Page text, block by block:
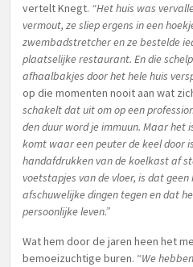
vertelt Knegt. “Het huis was
vermout, ze sliep ergens in een
zwembadstretcher en ze bestelde
plaatselijke restaurant. En die
afhaalbakjes door het hele huis
op die momenten nooit aan wat
schakelt dat uit om op een
den duur word je immuun. Maar het
komt waar een peuter de keel door
handafdrukken van de koelkast af
voetstapjes van de vloer, is dat
afschuwelijke dingen tegen en dat
persoonlijke leven.”
Wat hem door de jaren heen het
bemoeizuchtige buren. “We